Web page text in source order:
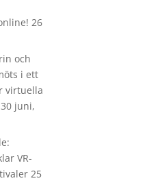
26
och
i ett
virtuella
30 juni,
VR-
25